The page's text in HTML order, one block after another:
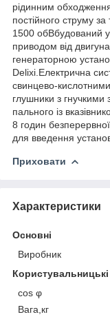
рідинним
постійного струму
1500 обВбудований
приводом від
генераторною
Delixi.Електрична
свинцево-
глушники з
пального із
8 годин безперервної
для введення
Приховати
Характеристики
Основні
Виробник
cos φ
Вага,кг